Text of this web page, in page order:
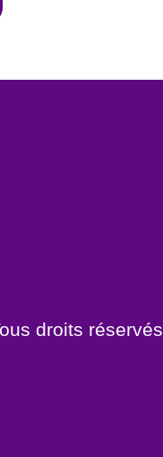
droits réservés